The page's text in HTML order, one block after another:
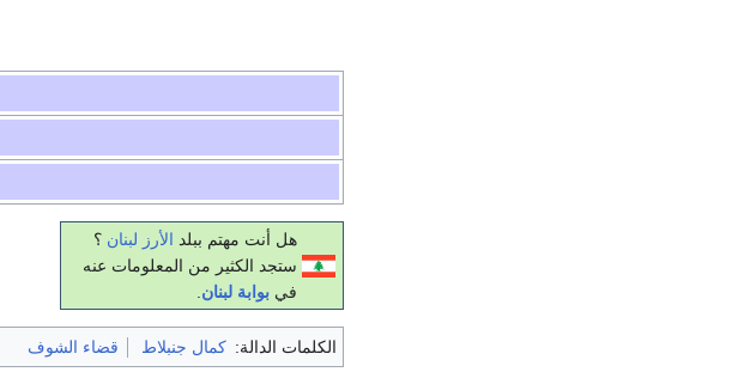
هل أنت مهتم ببلد الأرز لبنان ؟
ستجد الكثير من المعلومات عنه
في بوابة لبنان
الكلمات الدالة: كمال جنبلاط قضاء الشوف